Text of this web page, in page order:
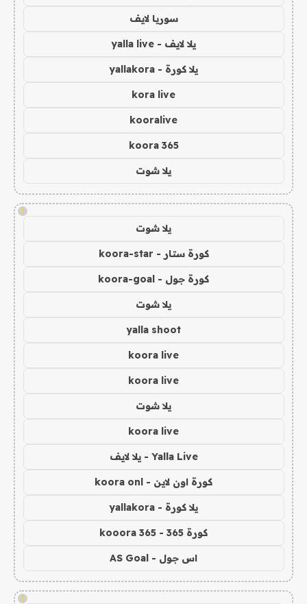
سوريا لايف
يلا لايف - yalla live
يلا كورة - yallakora
kora live
kooralive
koora 365
يلا شوت
!
يلا شوت
كورة ستار - koora-star
كورة جول - koora-goal
يلا شوت
yalla shoot
koora live
koora live
يلا شوت
koora live
Yalla Live - يلا لايف
كورة اون لاين - koora onl
يلا كورة - yallakora
كورة 365 - kooora 365
اس جول - AS Goal
!